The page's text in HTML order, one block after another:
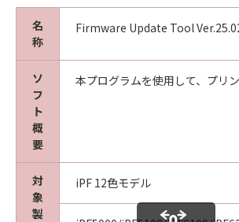
ちに、「本ソフトウエア」及びそ
べてを廃棄及び消去するものとし
準拠法
本契約は、日本国法に準拠するも
U.S. GOVERNMENT RESTRICTED
The Software is a "commercial
term is defined at 48 C.F.R. 2.101
consisting of "commercial
software" and "commercial
software documentation," as
used in 48 C.F.R. 12.212 (Sept
名
称
Firmware Update Tool
ソ
フ
ト
概
要
本プログラムを使用して、プリ
対
象
製
iPF 12色モデル